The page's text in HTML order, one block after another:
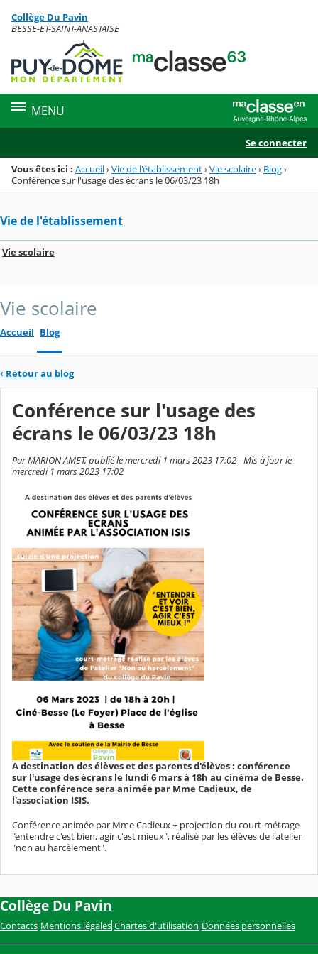
Menu de la rubrique
Contenu
Collège Du Pavin
BESSE-ET-SAINT-ANASTAISE
MENU
Se connecter
Vous êtes ici : Accueil›Vie de l'établissement›Vie scolaire› Blog›
Conférence sur l'usage des écrans le 06/03/23 18h
Vie de l'établissement
Vie scolaire
Vie scolaire
Accueil Blog
‹ Retour au blog
Conférence sur l'usage des
écrans le 06/03/23 18h
Par MARION AMET, publié le mercredi 1 mars 2023 17:02 - Mis à jour le
mercredi 1 mars 2023 17:02
A destination des élèves et des parents d'élèves : conférence
sur l'usage des écrans le lundi 6 mars à 18h au cinéma de Besse.
Cette conférence sera animée par Mme Cadieux, de
l'association ISIS.
Conférence animée par Mme Cadieux + projection du court-métrage
"entendre c'est bien, agir c'est mieux", réalisé par les élèves de l'atelier
"non au harcèlement".
Collège Du Pavin
Contacts Mentions légales Chartes d'utilisation Données personnelles